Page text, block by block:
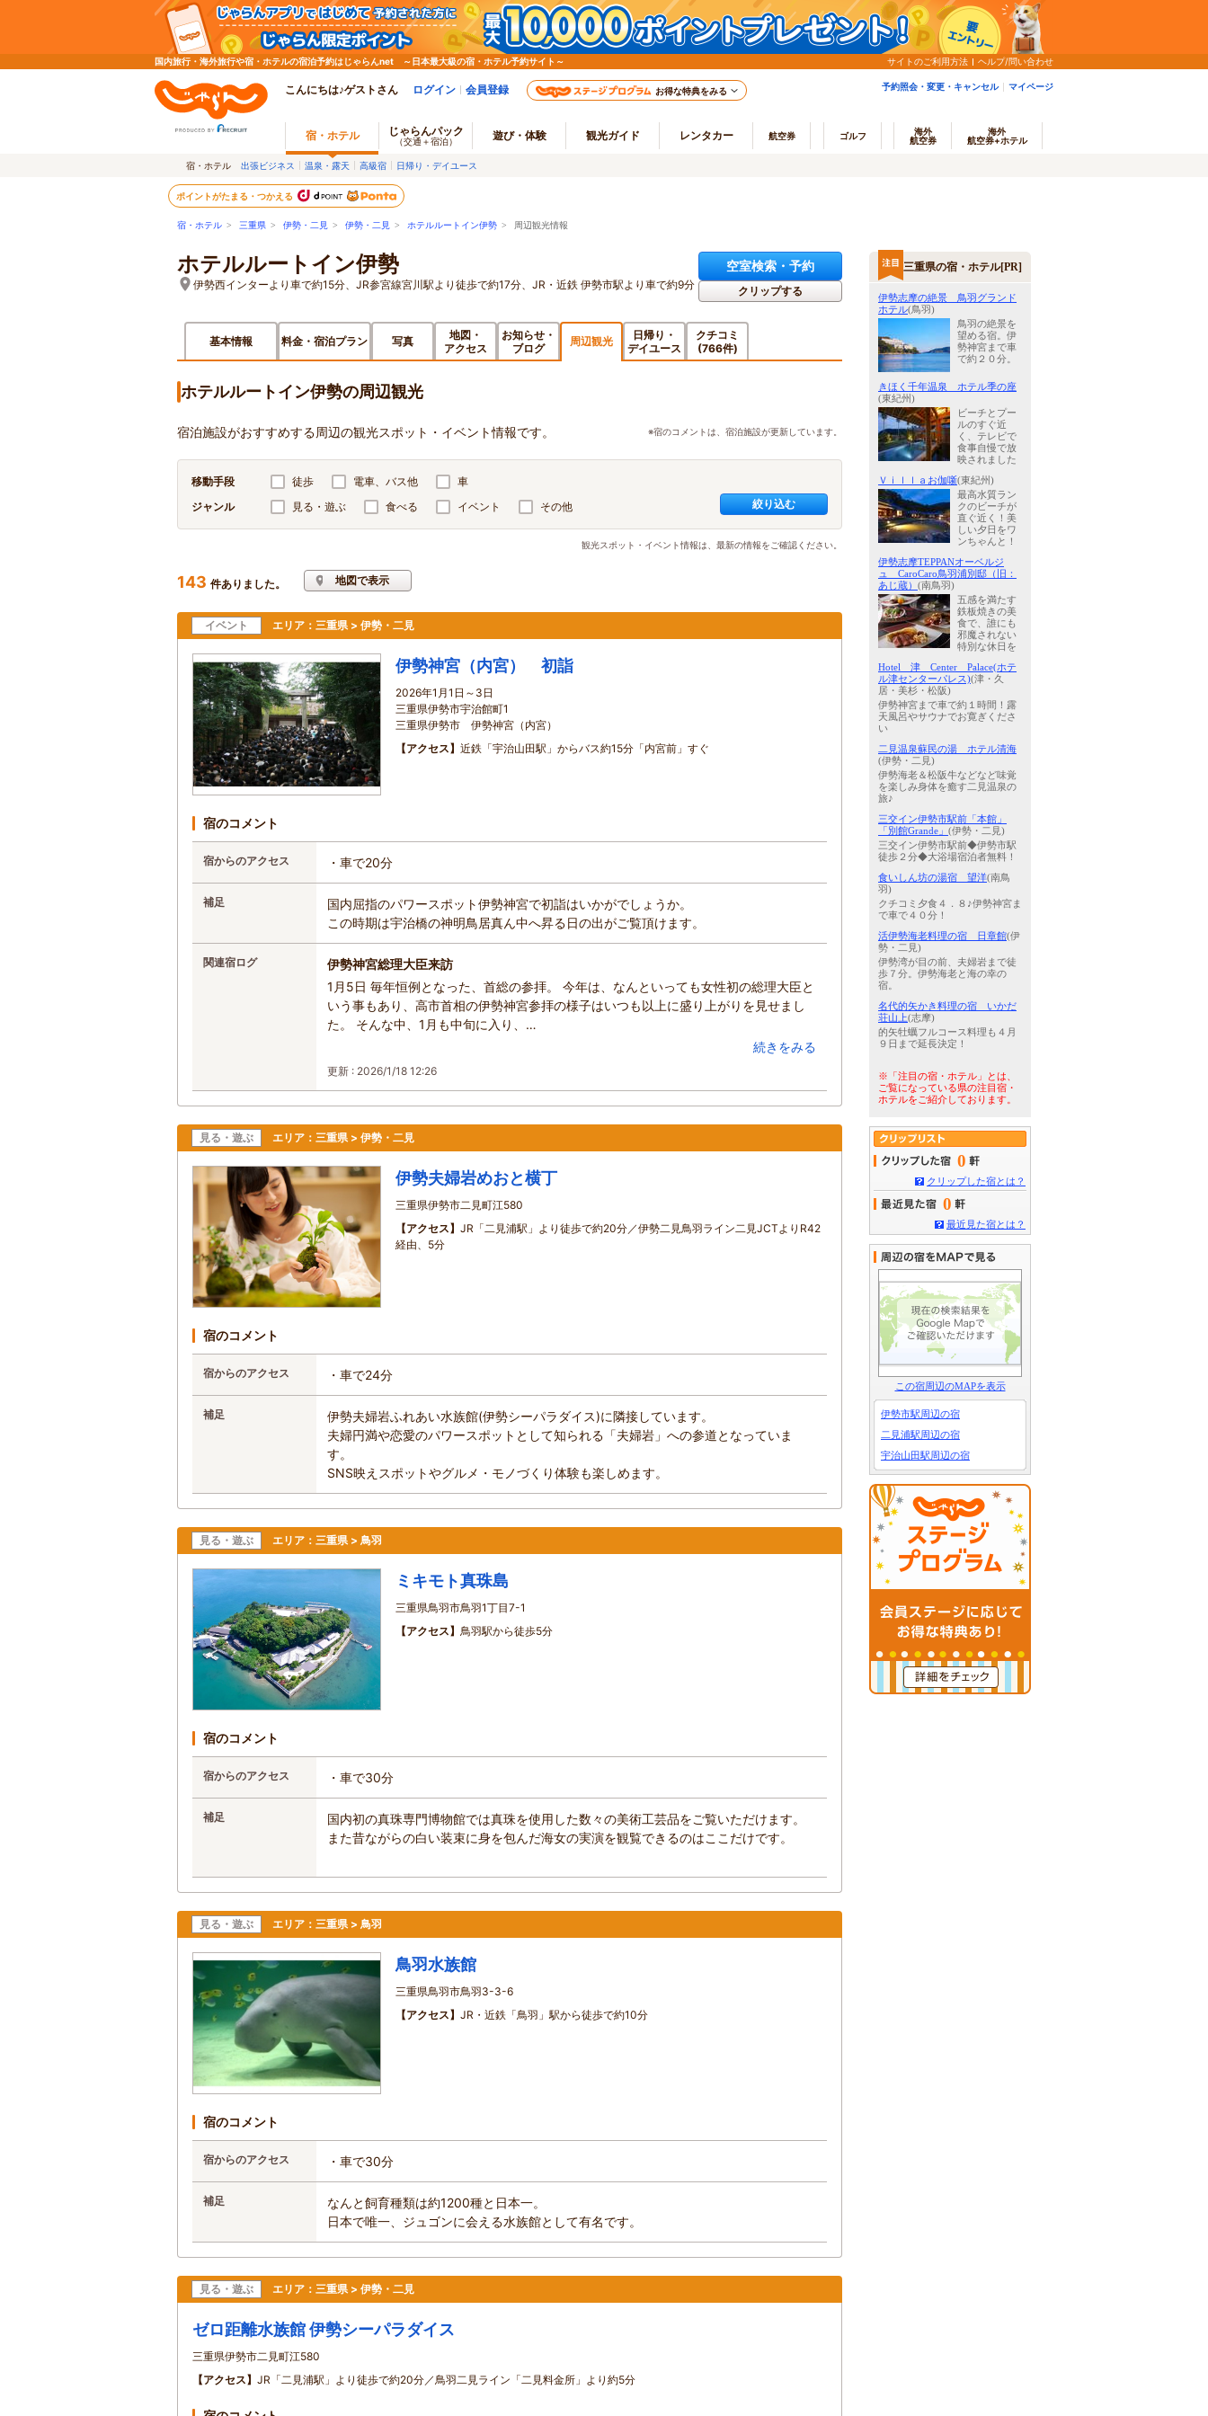
国内旅行・海外旅行や宿・ホテルの宿泊予約はじゃらんnet ～日本最大級の宿・ホテル予約サイト～ サイトのご利用方法 ヘルプ/問い合わせ
こんにちは♪ゲストさん ログイン 会員登録 お得な特典をみる 予約照会・変更・キャンセル マイページ
宿・ホテル じゃらんパック
（交通＋宿泊） 遊び・体験 観光ガイド レンタカー 航空券 ゴルフ
海外
航空券
海外
航空券+ホテル
宿・ホテル 出張ビジネス 温泉・露天 高級宿 日帰り・デイユース
ポイントがたまる・つかえる
宿・ホテル > 三重県 > 伊勢・二見 > 伊勢・二見 > ホテルルートイン伊勢 > 周辺観光情報
ホテルルートイン伊勢
伊勢西インターより車で約15分、JR参宮線宮川駅より徒歩で約17分、JR・近鉄 伊勢市駅より車で約9分
空室検索・予約
クリップする
基本情報 料金・宿泊プラン 写真
地図・
アクセス
お知らせ・
ブログ
周辺観光
日帰り・
デイユース
クチコミ
(766件)
ホテルルートイン伊勢の周辺観光
宿泊施設がおすすめする周辺の観光スポット・イベント情報です。 ※宿のコメントは、宿泊施設が更新しています。
移動手段 徒歩 電車、バス他
車
ジャンル
見る・遊ぶ 食べる イベント その他 絞り込む
観光スポット・イベント情報は、最新の情報をご確認ください。
143 件ありました。 地図で表示
イベント エリア： 三重県 > 伊勢・二見
伊勢神宮（内宮） 初詣
2026年1月1日～3日
三重県伊勢市宇治館町1
三重県伊勢市 伊勢神宮（内宮）
【アクセス】 近鉄「宇治山田駅」からバス約15分「内宮前」すぐ
宿のコメント
宿からのアクセス ・車で20分
補足
国内屈指のパワースポット伊勢神宮で初詣はいかがでしょうか。
この時期は宇治橋の神明鳥居真ん中へ昇る日の出がご覧頂けます。
関連宿ログ
伊勢神宮総理大臣来訪
1月5日 毎年恒例となった、首総の参拝。 今年は、なんといっても女性初の総理大臣と
いう事もあり、高市首相の伊勢神宮参拝の様子はいつも以上に盛り上がりを見せまし
た。 そんな中、1月も中旬に入り、…
続きをみる
更新 : 2026/1/18 12:26
見る・遊ぶ エリア： 三重県 > 伊勢・二見
伊勢夫婦岩めおと横丁
三重県伊勢市二見町江580
【アクセス】 JR「二見浦駅」より徒歩で約20分／伊勢二見鳥羽ライン二見JCTよりR42
経由、5分
宿のコメント
宿からのアクセス ・車で24分
補足
伊勢夫婦岩ふれあい水族館(伊勢シーパラダイス)に隣接しています。
夫婦円満や恋愛のパワースポットとして知られる「夫婦岩」への参道となっていま
す。
SNS映えスポットやグルメ・モノづくり体験も楽しめます。
見る・遊ぶ エリア： 三重県 > 鳥羽
ミキモト真珠島
三重県鳥羽市鳥羽1丁目7-1
【アクセス】 鳥羽駅から徒歩5分
宿のコメント
宿からのアクセス ・車で30分
補足
国内初の真珠専門博物館では真珠を使用した数々の美術工芸品をご覧いただけます。
また昔ながらの白い装束に身を包んだ海女の実演を観覧できるのはここだけです。
見る・遊ぶ エリア： 三重県 > 鳥羽
鳥羽水族館
三重県鳥羽市鳥羽3-3-6
【アクセス】 JR・近鉄「鳥羽」駅から徒歩で約10分
宿のコメント
宿からのアクセス ・車で30分
補足
なんと飼育種類は約1200種と日本一。
日本で唯一、ジュゴンに会える水族館として有名です。
見る・遊ぶ エリア： 三重県 > 伊勢・二見
ゼロ距離水族館 伊勢シーパラダイス
三重県伊勢市二見町江580
【アクセス】 JR「二見浦駅」より徒歩で約20分／鳥羽二見ライン「二見料金所」より約5分
三重県の宿・ホテル[PR]
伊勢志摩の絶景 鳥羽グランド
ホテル(鳥羽)
鳥羽の絶景を
望める宿。伊
勢神宮まで車
で約２０分。
きほく千年温泉 ホテル季の座
(東紀州)
ビーチとプー
ルのすぐ近
く、テレビで
食事自慢で放
映されました
Ｖｉｌｌａお伽噺(東紀州)
最高水質ラン
クのビーチが
直ぐ近く！美
しい夕日をワ
ンちゃんと！
伊勢志摩TEPPANオーベルジ
ュ CaroCaro鳥羽浦別邸（旧：
あじ蔵） (南鳥羽)
五感を満たす
鉄板焼きの美
食で、誰にも
邪魔されない
特別な休日を
Hotel 津 Center Palace(ホテ
ル津センターパレス)(津・久
居・美杉・松阪)
伊勢神宮まで車で約１時間！露
天風呂やサウナでお寛ぎくださ
い
二見温泉蘇民の湯 ホテル清海
(伊勢・二見)
伊勢海老＆松阪牛などなど味覚
を楽しみ身体を癒す二見温泉の
旅♪
三交イン伊勢市駅前「本館」
「別館Grande」 (伊勢・二見)
三交イン伊勢市駅前◆伊勢市駅
徒歩２分◆大浴場宿泊者無料！
食いしん坊の湯宿 望洋(南鳥
羽)
クチコミ夕食４．８♪伊勢神宮ま
で車で４０分！
活伊勢海老料理の宿 日章館(伊
勢・二見)
伊勢湾が目の前、夫婦岩まで徒
歩７分。伊勢海老と海の幸の
宿。
名代的矢かき料理の宿 いかだ
荘山上(志摩)
的矢牡蠣フルコース料理も４月
９日まで延長決定！
※「注目の宿・ホテル」とは、
ご覧になっている県の注目宿・
ホテルをご紹介しております。
0
クリップした宿とは？
0
最近見た宿とは？
この宿周辺のMAPを表示
伊勢市駅周辺の宿
二見浦駅周辺の宿
宇治山田駅周辺の宿